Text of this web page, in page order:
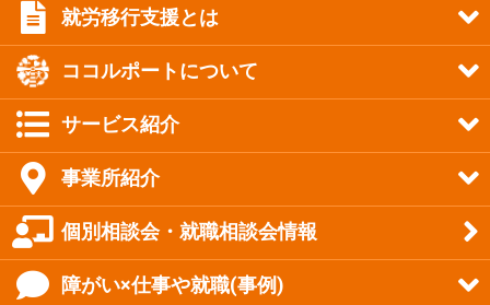
就労移行支援とは
ココルポートについて
サービス紹介
事業所紹介
個別相談会・就職相談会情報
障がい×仕事や就職(事例)